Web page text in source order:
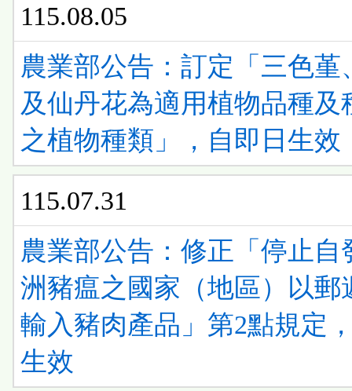
115.08.05
農業部公告：訂定「三色堇
及仙丹花為適用植物品種及
之植物種類」，自即日生效
115.07.31
農業部公告：修正「停止自
洲豬瘟之國家（地區）以郵
輸入豬肉產品」第2點規定
生效